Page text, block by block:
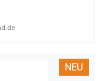
NEU